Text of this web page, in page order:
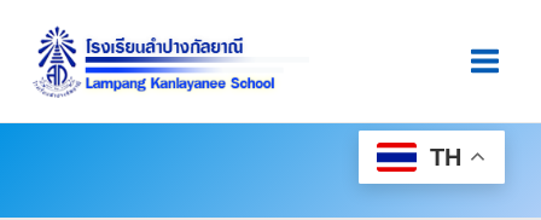
Content
TH
Navigation